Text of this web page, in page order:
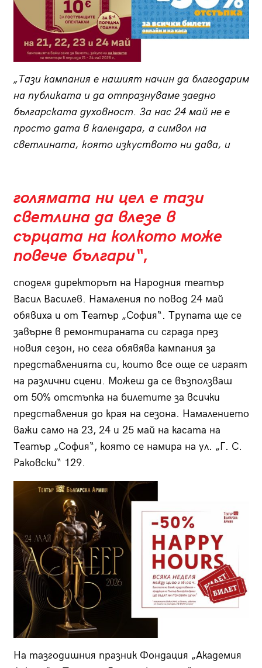
„Тази кампания е нашият начин да благодарим
на публиката и да отпразнуваме заедно
българската духовност. За нас 24 май не е
просто дата в календара, а символ на
светлината, която изкуството ни дава, и
голямата ни цел е тази
светлина да влезе в
сърцата на колкото може
повече българи“,
споделя директорът на Народния театър
Васил Василев. Намаления по повод 24 май
обявиха и от Театър „София“. Трупата ще се
завърне в ремонтираната си сграда през
новия сезон, но сега обявява кампания за
представленията си, които все още се играят
на различни сцени. Можеш да се възползваш
от 50% отстъпка на билетите за всички
представления до края на сезона. Намалението
важи само на 23, 24 и 25 май на касата на
Театър „София“, която се намира на ул. „Г. С.
Раковски“ 129.
На тазгодишния празник Фондация „Академия